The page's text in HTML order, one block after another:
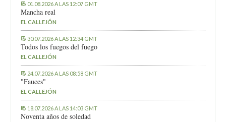
01.08.2026 A LAS 12:07 GMT
Mancha real
EL CALLEJÓN
30.07.2026 A LAS 12:34 GMT
Todos los fuegos del fuego
EL CALLEJÓN
24.07.2026 A LAS 08:58 GMT
"Fauces"
EL CALLEJÓN
18.07.2026 A LAS 14:03 GMT
Noventa años de soledad